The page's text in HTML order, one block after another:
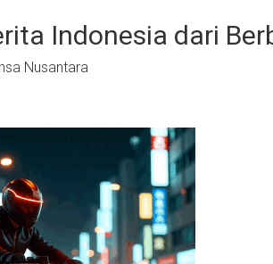
Indonesia dari
Nusantara